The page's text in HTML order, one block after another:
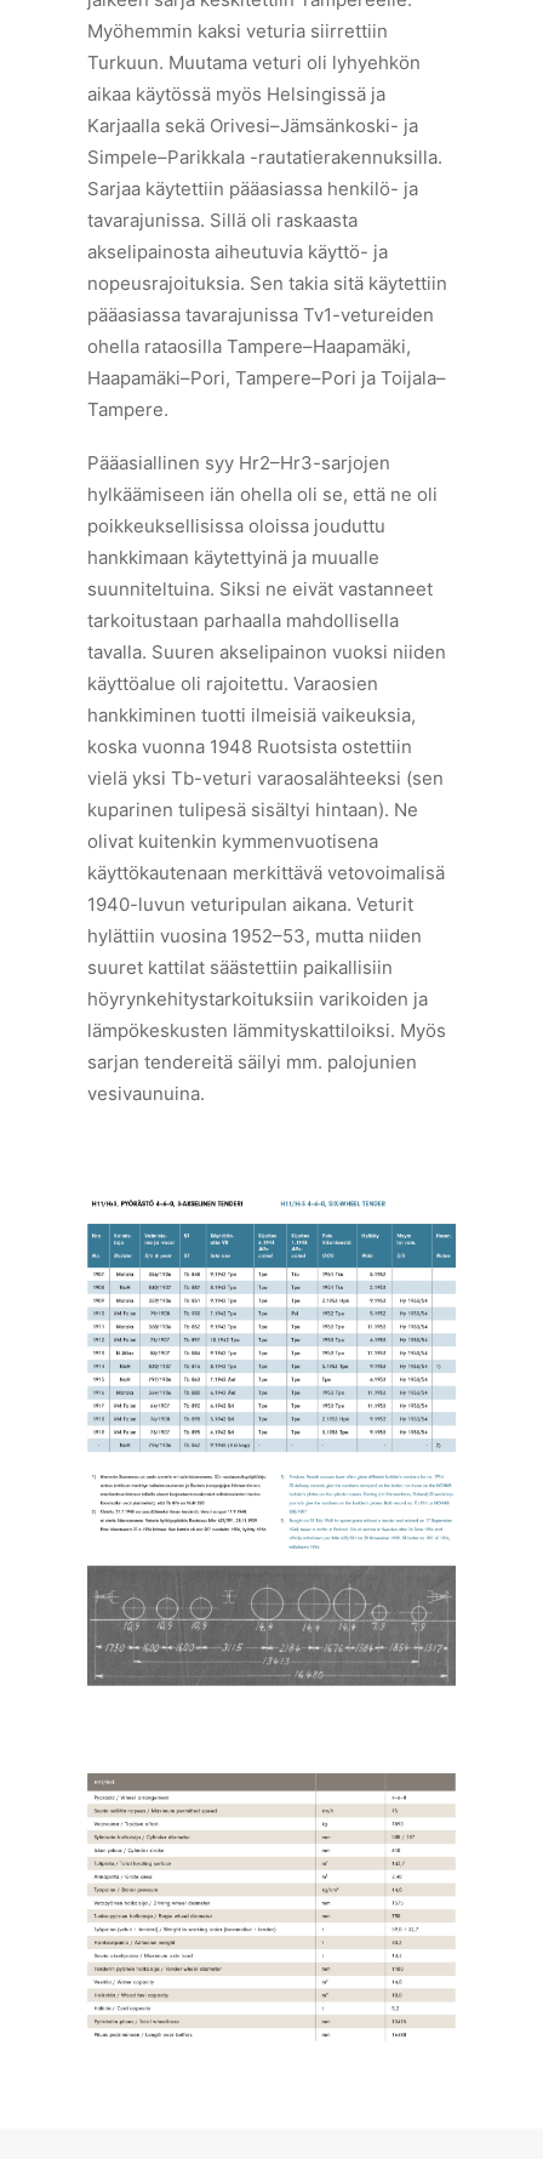
Myöhemmin kaksi veturia siirrettiin
Turkuun. Muutama veturi oli lyhyehkön
aikaa käytössä myös Helsingissä ja
Karjaalla sekä Orivesi–Jämsänkoski- ja
Simpele–Parikkala -rautatierakennuksilla.
Sarjaa käytettiin pääasiassa henkilö- ja
tavarajunissa. Sillä oli raskaasta
akselipainosta aiheutuvia käyttö- ja
nopeusrajoituksia. Sen takia sitä käytettiin
pääasiassa tavarajunissa Tv1-vetureiden
ohella rataosilla Tampere–Haapamäki,
Haapamäki–Pori, Tampere–Pori ja Toijala–
Tampere.
Pääasiallinen syy Hr2–Hr3-sarjojen
hylkäämiseen iän ohella oli se, että ne oli
poikkeuksellisissa oloissa jouduttu
hankkimaan käytettyinä ja muualle
suunniteltuina. Siksi ne eivät vastanneet
tarkoitustaan parhaalla mahdollisella
tavalla. Suuren akselipainon vuoksi niiden
käyttöalue oli rajoitettu. Varaosien
hankkiminen tuotti ilmeisiä vaikeuksia,
koska vuonna 1948 Ruotsista ostettiin
vielä yksi Tb-veturi varaosalähteeksi (sen
kuparinen tulipesä sisältyi hintaan). Ne
olivat kuitenkin kymmenvuotisena
käyttökautenaan merkittävä vetovoimalisä
1940-luvun veturipulan aikana. Veturit
hylättiin vuosina 1952–53, mutta niiden
suuret kattilat säästettiin paikallisiin
höyrynkehitystarkoituksiin varikoiden ja
lämpökeskusten lämmityskattiloiksi. Myös
sarjan tendereitä säilyi mm. palojunien
vesivaunuina.